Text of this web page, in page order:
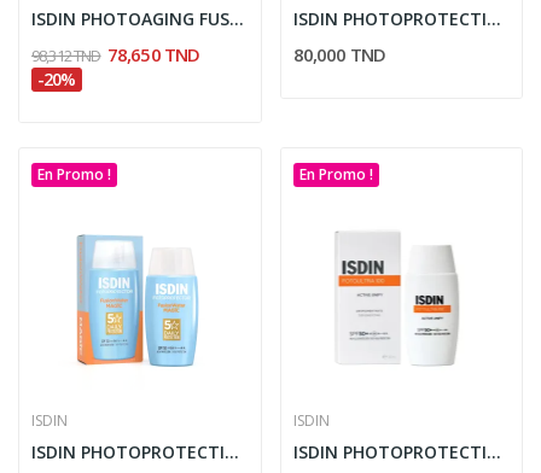
ISDIN PHOTOAGING FUSION WATER MAGIC REPAIR...
98,312 TND 78,650 TND
-20%
ISDIN PHOTOPROTECTION ECRAN FUSION WATER MAGIC...
80,000 TND
En Promo !
ISDIN
ISDIN PHOTOPROTECTION ECRAN FUSION WATER MAGIC...
En Promo !
ISDIN
ISDIN PHOTOPROTECTION ECRAN SOLAIRE ACTIVE...